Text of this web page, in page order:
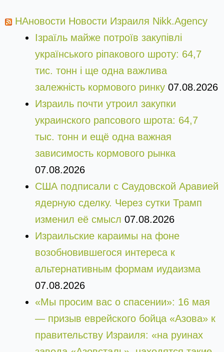
НАновости Новости Израиля Nikk.Agency
Ізраїль майже потроїв закупівлі
українського ріпакового шроту: 64,7
тис. тонн і ще одна важлива
залежність кормового ринку 07.08.2026
Израиль почти утроил закупки
украинского рапсового шрота: 64,7
тыс. тонн и ещё одна важная
зависимость кормового рынка
07.08.2026
США подписали с Саудовской Аравией
ядерную сделку. Через сутки Трамп
изменил её смысл 07.08.2026
Израильские караимы на фоне
возобновившегося интереса к
альтернативным формам иудаизма
07.08.2026
«Мы просим вас о спасении»: 16 мая
— призыв еврейского бойца «Азова» к
правительству Израиля: «на руинах